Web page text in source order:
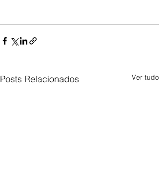
Posts Relacionados Ver tudo